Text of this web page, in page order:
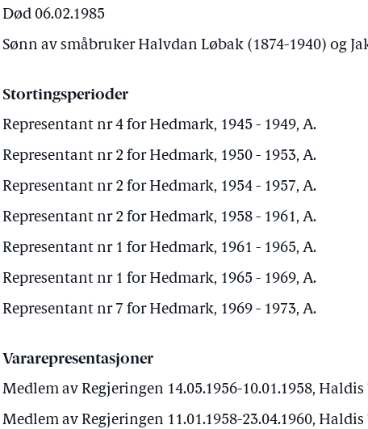
Død 06.02.1985
Sønn av småbruker Halvdan Løbak (1874-1940) og
Stortingsperioder
Representant nr 4 for Hedmark, 1945 - 1949, A.
Representant nr 2 for Hedmark, 1950 - 1953, A.
Representant nr 2 for Hedmark, 1954 - 1957, A.
Representant nr 2 for Hedmark, 1958 - 1961, A.
Representant nr 1 for Hedmark, 1961 - 1965, A.
Representant nr 1 for Hedmark, 1965 - 1969, A.
Representant nr 7 for Hedmark, 1969 - 1973, A.
Vararepresentasjoner
Medlem av Regjeringen 14.05.1956-10.01.1958,
Medlem av Regjeringen 11.01.1958-23.04.1960,